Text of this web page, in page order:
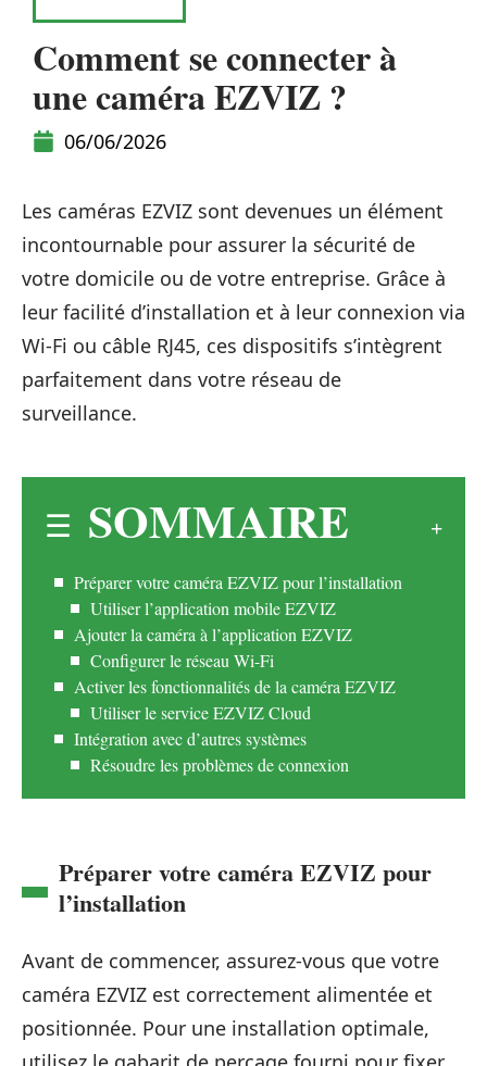
Comment se connecter à
une caméra EZVIZ ?
06/06/2026
Les caméras EZVIZ sont devenues un élément
incontournable pour assurer la sécurité de
votre domicile ou de votre entreprise. Grâce à
leur facilité d’installation et à leur connexion via
Wi-Fi ou câble RJ45, ces dispositifs s’intègrent
parfaitement dans votre réseau de
surveillance.
SOMMAIRE
Préparer votre caméra EZVIZ pour l’installation
Utiliser l’application mobile EZVIZ
Ajouter la caméra à l’application EZVIZ
Configurer le réseau Wi-Fi
Activer les fonctionnalités de la caméra EZVIZ
Utiliser le service EZVIZ Cloud
Intégration avec d’autres systèmes
Résoudre les problèmes de connexion
Préparer votre caméra EZVIZ pour
l’installation
Avant de commencer, assurez-vous que votre
caméra EZVIZ est correctement alimentée et
positionnée. Pour une installation optimale,